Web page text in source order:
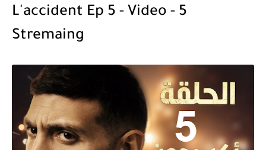
5 - L'accident Ep 5 - Video
Stremaing